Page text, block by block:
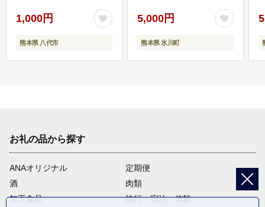
1,000円
熊本県 八代市
5,000円
熊本県 氷川町
お礼の品から探す
ANAオリジナル
定期便
酒
肉類
加工食品
旅行・宿泊・体験